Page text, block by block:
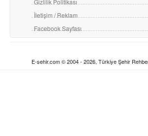
İletişim / Reklam
Facebook Sayfası
E-sehir.com © 2004 - 2026, Türkiye Şehir